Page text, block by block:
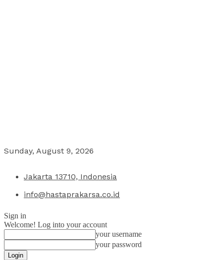
Sunday, August 9, 2026
Jakarta 13710, Indonesia
info@hastaprakarsa.co.id
Sign in
Welcome! Log into your account
your username
your password